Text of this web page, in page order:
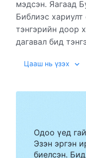
мэдсэн. Яагаад
Библиэс
тэнгэрийн доор
дагавал бид
байхаа больсон ...
Цааш нь үзэх
Одоо үед
Эзэн эргэн
биелсэн.